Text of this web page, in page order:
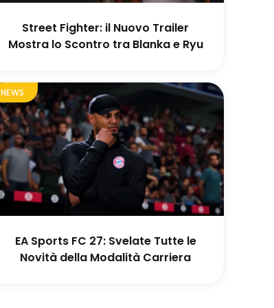
Street Fighter: il Nuovo Trailer
Mostra lo Scontro tra Blanka e Ryu
NEWS
EA Sports FC 27: Svelate Tutte le
Novità della Modalità Carriera